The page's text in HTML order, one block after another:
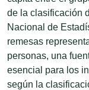
de la clasificación
Nacional de
remesas
personas, una
esencial para los
según la